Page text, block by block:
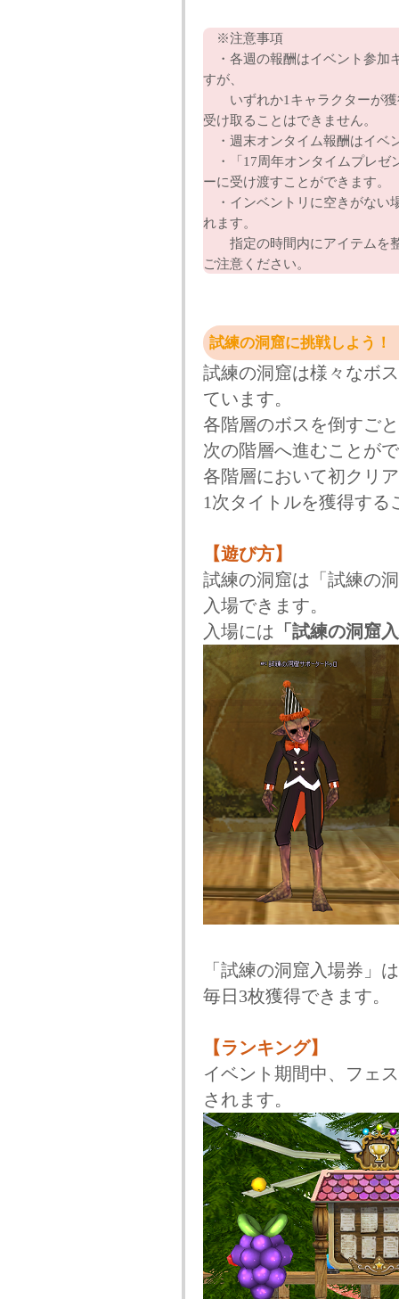
※注意事項
・各週の報酬はイベント参加
すが、
いずれか1キャラクターが獲
受け取ることはできません。
・週末オンタイム報酬はイベ
・「17周年オンタイムプレゼ
ーに受け渡すことができます。
・インベントリに空きがない
れます。
指定の時間内にアイテムを整
ご注意ください。
試練の洞窟に挑戦しよう！
試練の洞窟は様々なボ
ています。
各階層のボスを倒すご
次の階層へ進むことが
各階層において初クリ
1次タイトルを獲得する
【遊び方】
試練の洞窟は「試練の
入場できます。
入場には 「試練の洞窟
「試練の洞窟入場券」
毎日3枚獲得できます。
【ランキング】
イベント期間中、フェ
されます。